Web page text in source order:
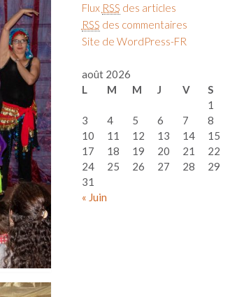
Flux RSS des articles
RSS des commentaires
Site de WordPress-FR
août 2026
L
M M J V S
« Juin
1
3
4 5 6 7 8
10
11 12 13 14 15
17
18 19 20 21 22
24
25 26 27 28 29
31